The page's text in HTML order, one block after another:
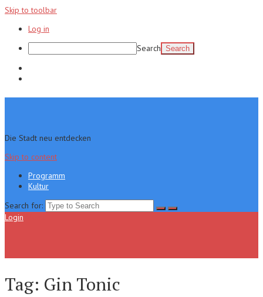
Skip to toolbar
Log in
Search
Die Stadt neu entdecken
Skip to content
Programm
Kultur
Search for:
Login
Tag: Gin Tonic